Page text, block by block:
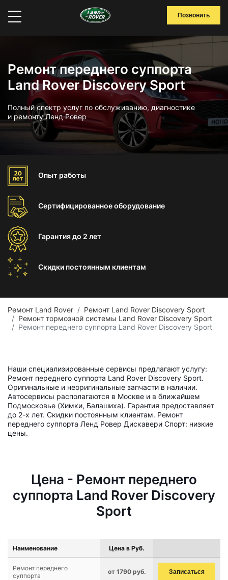
Позвонить
Ремонт переднего суппорта
Land Rover Discovery Sport
Полный спектр услуг по обслуживанию, диагностике
и ремонту Ленд Ровер
Опыт работы
Сертифицированноеоборудование
Гарантиядо 2 лет
Скидки постоянным клиентам
Ремонт Land Rover
Ремонт Land Rover Discovery Sport
Ремонт тормозной системы Land Rover Discovery Sport
Ремонт переднего суппорта Land Rover Discovery Sport
Наши специализированные сервисы предлагают услугу:
Ремонт переднего суппорта Land Rover Discovery Sport.
Оригинальные и неоригинальные запчасти в наличии.
Автосервисы располагаются в Москве и в ближайшем
Подмосковье (Химки, Балашиха). Гарантия предоставляет
до 2-х лет. Скидки постоянным клиентам. Ремонт
переднего суппорта Ленд Ровер Дискавери Спорт: низкие
цены.
Цена - Ремонт переднего
суппорта Land Rover Discovery
Sport
Наименование Цена в Руб.
Ремонт переднего
суппорта
от 1790 руб. Записаться